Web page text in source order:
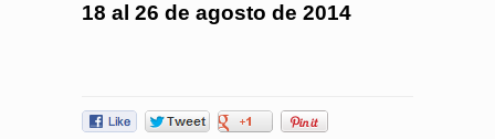
18 al 26 de agosto de 2014